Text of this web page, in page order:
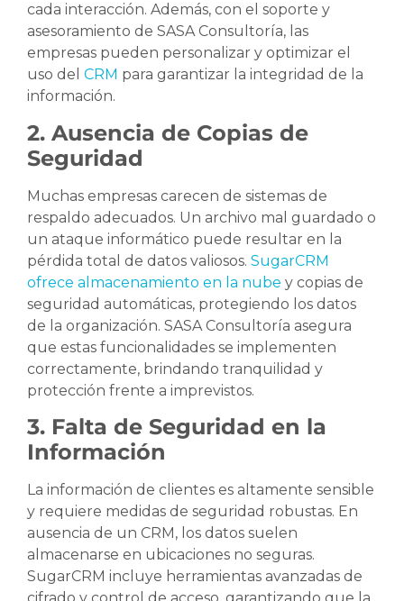
cada interacción. Además, con el soporte y
asesoramiento de SASA Consultoría, las
empresas pueden personalizar y optimizar el
uso del CRM para garantizar la integridad de la
información.
2. Ausencia de Copias de
Seguridad
Muchas empresas carecen de sistemas de
respaldo adecuados. Un archivo mal guardado o
un ataque informático puede resultar en la
pérdida total de datos valiosos. SugarCRM
ofrece almacenamiento en la nube y copias de
seguridad automáticas, protegiendo los datos
de la organización. SASA Consultoría asegura
que estas funcionalidades se implementen
correctamente, brindando tranquilidad y
protección frente a imprevistos.
3. Falta de Seguridad en la
Información
La información de clientes es altamente sensible
y requiere medidas de seguridad robustas. En
ausencia de un CRM, los datos suelen
almacenarse en ubicaciones no seguras.
SugarCRM incluye herramientas avanzadas de